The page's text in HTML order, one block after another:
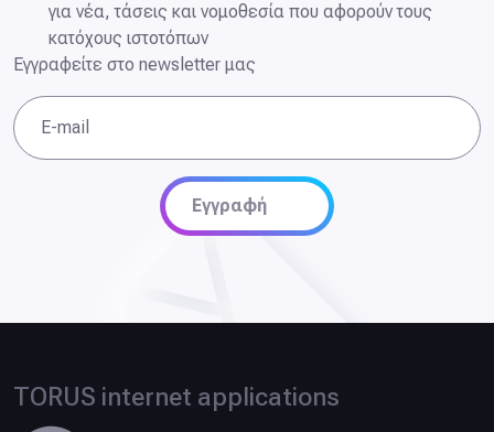
για νέα, τάσεις και νομοθεσία που αφορούν τους
κατόχους ιστοτόπων
Εγγραφείτε στο newsletter μας
E-mail
Εγγραφή
TORUS internet applications